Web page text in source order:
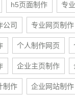
h5页面制作 专
公司 专业网页制作
个人制作网页
企业主页制作
制作 企业网站制作